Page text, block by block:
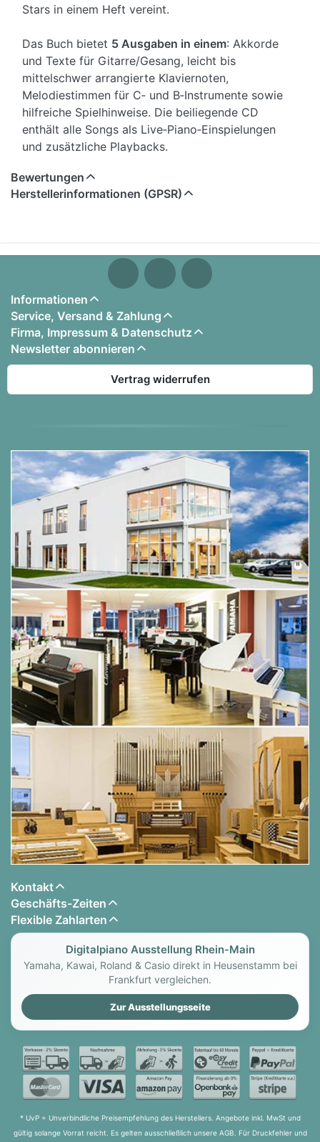
Stars in einem Heft vereint.
Das Buch bietet 5 Ausgaben in einem: Akkorde
und Texte für Gitarre/Gesang, leicht bis
mittelschwer arrangierte Klaviernoten,
Melodiestimmen für C‑ und B‑Instrumente sowie
hilfreiche Spielhinweise. Die beiliegende CD
enthält alle Songs als Live‑Piano‑Einspielungen
und zusätzliche Playbacks.
Inhaltsangabe:
3. Namika - Je Ne Parle Pas Francais
4. Alvaro Soler - La Cintura
5. Maroon 5 Feat. Cardi B - Girls Like You
6. Nico Santos - Safe
Bewertungen
Herstellerinformationen (GPSR)
Informationen
Service, Versand & Zahlung
Firma, Impressum & Datenschutz
Newsletter abonnieren
Vertrag widerrufen
Kontakt
Geschäfts-Zeiten
Flexible Zahlarten
Digitalpiano Ausstellung Rhein-Main
Yamaha, Kawai, Roland & Casio direkt in Heusenstamm bei
Frankfurt vergleichen.
Zur Ausstellungsseite
* UvP = Unverbindliche Preisempfehlung des Herstellers. Angebote inkl. MwSt und
gültig solange Vorrat reicht. Es gelten ausschließlich unsere AGB. Für Druckfehler und